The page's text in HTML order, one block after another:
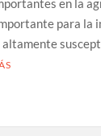
en la
para la